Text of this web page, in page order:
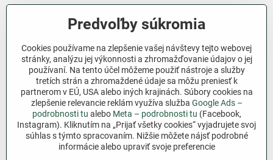
Všetko o nákupe
Ďakujeme za podporu
Sme slovenský e-shop bez dotácií​. Fungujeme len
vďaka vám – ľuďom, ktorí veria v poctivú prácu a
lásku k pôde​. Každý nákup na Jutro​.sk nám pomáha
pokračovať v tom, čo má zmysel – pomáhať
záhradkárom zadarmo a srdcom​.
Predvoľby súkromia
Cookies používame na zlepšenie vašej návštevy tejto webovej
stránky, analýzu jej výkonnosti a zhromažďovanie údajov o jej
používaní. Na tento účel môžeme použiť nástroje a služby
tretích strán a zhromaždené údaje sa môžu preniesť k
partnerom v EÚ, USA alebo iných krajinách. Súbory cookies na
zlepšenie relevancie reklám využíva služba Google Ads –
podrobnosti tu alebo Meta – podrobnosti tu (Facebook,
Instagram). Kliknutím na „Prijať všetky cookies“ vyjadrujete svoj
súhlas s týmto spracovaním. Nižšie môžete nájsť podrobné
informácie alebo upraviť svoje preferencie